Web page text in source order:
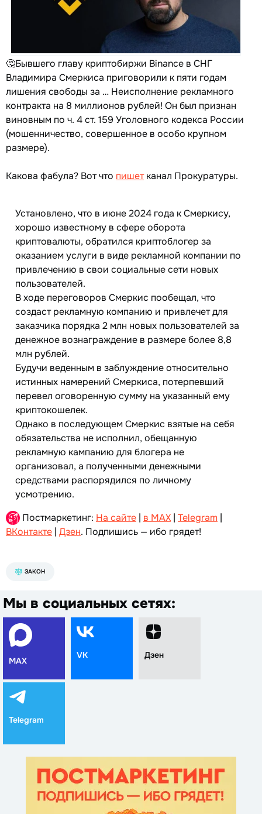
🤔Бывшего главу криптобиржи Binance в СНГ
Владимира Смеркиса приговорили к пяти годам
лишения свободы за … Неисполнение рекламного
контракта на 8 миллионов рублей! Он был признан
виновным по ч. 4 ст. 159 Уголовного кодекса России
(мошенничество, совершенное в особо крупном
размере).
Какова фабула? Вот что пишетканал Прокуратуры.
Установлено, что в июне 2024 года к Смеркису,
хорошо известному в сфере оборота
криптовалюты, обратился криптоблогер за
оказанием услуги в виде рекламной компании по
привлечению в свои социальные сети новых
пользователей.
В ходе переговоров Смеркис пообещал, что
создаст рекламную компанию и привлечет для
заказчика порядка 2 млн новых пользователей за
денежное вознаграждение в размере более 8,8
млн рублей.
Будучи веденным в заблуждение относительно
истинных намерений Смеркиса, потерпевший
перевел оговоренную сумму на указанный ему
криптокошелек.
Однако в последующем Смеркис взятые на себя
обязательства не исполнил, обещанную
рекламную кампанию для блогера не
организовал, а полученными денежными
средствами распорядился по личному
усмотрению.
Постмаркетинг: На сайте | в MAX | Telegram |
ВКонтакте | Дзен. Подпишись — ибо грядет!
ЗАКОН
Мы в социальных сетях:
MAX
VK Дзен
Telegram